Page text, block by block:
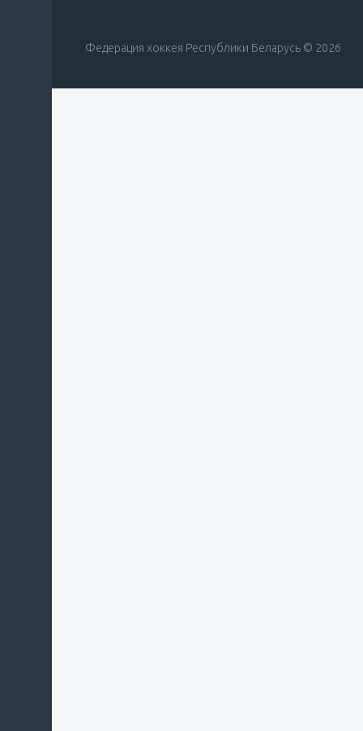
Федерация хоккея Республики Беларусь © 2026